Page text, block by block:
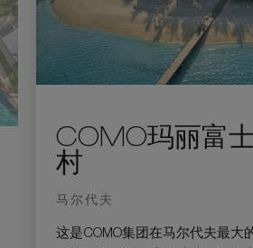
COMO玛丽富
村
马尔代夫
这是COMO集团在马尔代夫最大